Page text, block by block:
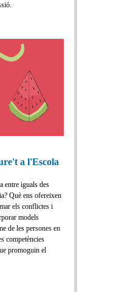
a l'Escola
entre iguals des
Què ens ofereixen
els conflictes i
models
de les persones en
competències
promoguin el